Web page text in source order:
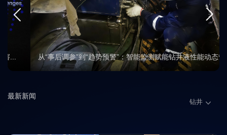
从“事后调参”到“趋势预警”：智能监测赋能钻井液性能动态管理
最新新闻